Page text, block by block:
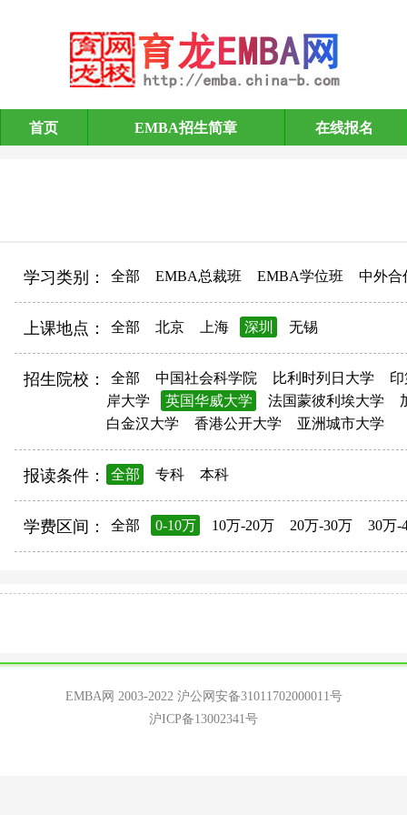
EMBA招生简章
首页 EMBA招生简章 在线报名
学习类别： 全部 EMBA总裁班 EMBA学位班 中外合
上课地点： 全部 北京 上海 深圳 无锡
招生院校： 全部 中国社会科学院 比利时列日大学
岸大学
英国华威大学 法国蒙彼利埃大学
白金汉大学
香港公开大学 亚洲城市大学
报读条件： 全部 专科 本科
学费区间： 全部 0-10万 10万-20万 20万-30万 30万-
EMBA网 2003-2022 沪公网安备31011702000011号
沪ICP备13002341号